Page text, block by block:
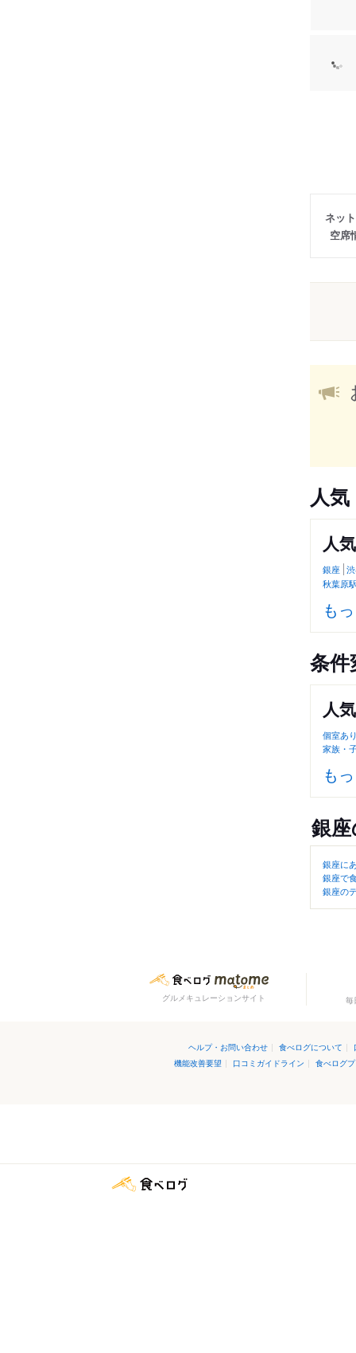
ネッ
空席
人
人
銀座
秋葉原
も
条件
人
個室あ
家族・
も
銀
銀座に
銀座で
銀座の
グルメキュレーションサイト 毎
ヘルプ・お問い合わせ | 食べログについて |
機能改善要望 | 口コミガイドライン | 食べログ